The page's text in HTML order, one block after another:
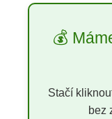
💰
Stačí
bez